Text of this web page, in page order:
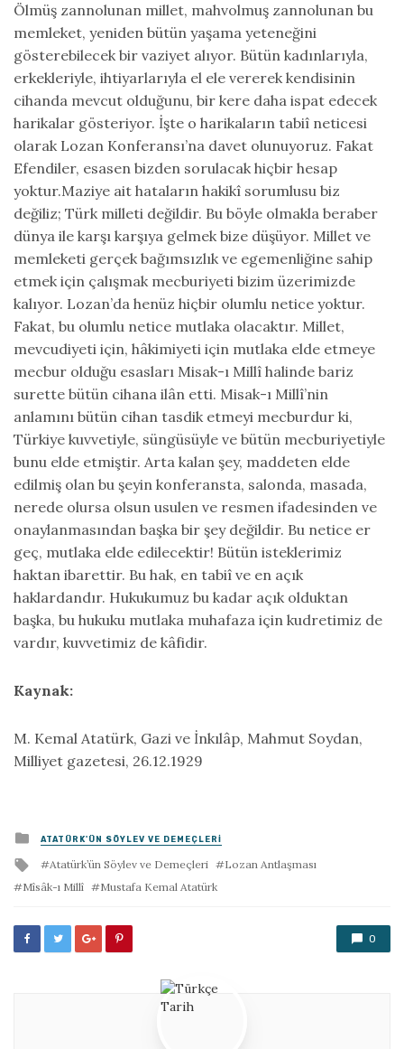
Ölmüş zannolunan millet, mahvolmuş zannolunan bu
memleket, yeniden bütün yaşama yeteneğini
gösterebilecek bir vaziyet alıyor. Bütün kadınlarıyla,
erkekleriyle, ihtiyarlarıyla el ele vererek kendisinin
cihanda mevcut olduğunu, bir kere daha ispat edecek
harikalar gösteriyor. İşte o harikaların tabiî neticesi
olarak Lozan Konferansı’na davet olunuyoruz. Fakat
Efendiler, esasen bizden sorulacak hiçbir hesap
yoktur.Maziye ait hataların hakikî sorumlusu biz
değiliz; Türk milleti değildir. Bu böyle olmakla beraber
dünya ile karşı karşıya gelmek bize düşüyor. Millet ve
memleketi gerçek bağımsızlık ve egemenliğine sahip
etmek için çalışmak mecburiyeti bizim üzerimizde
kalıyor. Lozan’da henüz hiçbir olumlu netice yoktur.
Fakat, bu olumlu netice mutlaka olacaktır. Millet,
mevcudiyeti için, hâkimiyeti için mutlaka elde etmeye
mecbur olduğu esasları Misak-ı Millî halinde bariz
surette bütün cihana ilân etti. Misak-ı Millî’nin
anlamını bütün cihan tasdik etmeyi mecburdur ki,
Türkiye kuvvetiyle, süngüsüyle ve bütün mecburiyetiyle
bunu elde etmiştir. Arta kalan şey, maddeten elde
edilmiş olan bu şeyin konferansta, salonda, masada,
nerede olursa olsun usulen ve resmen ifadesinden ve
onaylanmasından başka bir şey değildir. Bu netice er
geç, mutlaka elde edilecektir! Bütün isteklerimiz
haktan ibarettir. Bu hak, en tabiî ve en açık
haklardandır. Hukukumuz bu kadar açık olduktan
başka, bu hukuku mutlaka muhafaza için kudretimiz de
vardır, kuvvetimiz de kâfidir.
Kaynak:
M. Kemal Atatürk, Gazi ve İnkılâp, Mahmut Soydan,
Milliyet gazetesi, 26.12.1929
Posted
in
ATATÜRK'ÜN SÖYLEV VE DEMEÇLERI
Tagged
with
Atatürk’ün Söylev ve Demeçleri
Lozan Antlaşması
Mîsâk-ı Millî
Mustafa Kemal Atatürk
0